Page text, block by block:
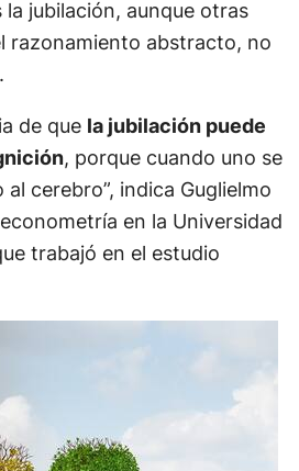
jubilación, aunque otras
razonamiento abstracto, no
de que la jubilación puede
, porque cuando uno se
cerebro”, indica Guglielmo
en la Universidad
trabajó en el estudio